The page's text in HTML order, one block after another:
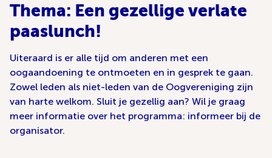
Thema: Een gezellige verlate
paaslunch!
Uiteraard is er alle tijd om anderen met een
oogaandoening te ontmoeten en in gesprek te gaan.
Zowel leden als niet-leden van de Oogvereniging zijn
van harte welkom. Sluit je gezellig aan? Wil je graag
meer informatie over het programma: informeer bij de
organisator.